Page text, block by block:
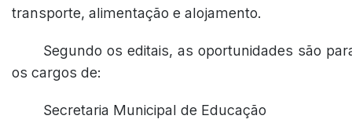
transporte, alimentação e alojamento.
Segundo os editais, as oportunidades são
os cargos de:
Secretaria Municipal de Educação